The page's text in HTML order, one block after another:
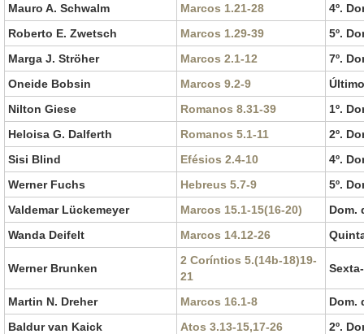
Mauro A. Schwalm
Marcos 1.21-28
4º.
Roberto E. Zwetsch
Marcos 1.29-39
5º.
Marga J. Ströher
Marcos 2.1-12
7º.
Oneide Bobsin
Marcos 9.2-9
Nilton Giese
Romanos 8.31-39
1º.
Heloisa G. Dalferth
Romanos 5.1-11
2º.
Sisi Blind
Efésios 2.4-10
4º.
Werner Fuchs
Hebreus 5.7-9
5º.
Valdemar Lückemeyer
Marcos 15.1-15(16-20)
Dom.
Wanda Deifelt
Marcos 14.12-26
Werner Brunken
2 Coríntios 5.(14b-18)19-
21
Martin N. Dreher Marcos 16.1-8
Dom.
Baldur van Kaick
Atos 3.13-15,17-26
2º.